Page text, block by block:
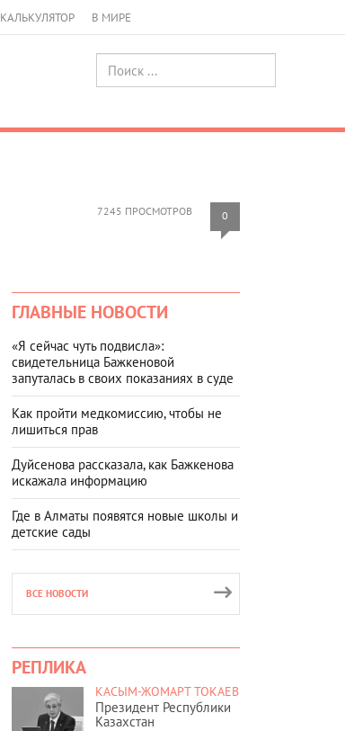
КАЛЬКУЛЯТОР В МИРЕ
7245 ПРОСМОТРОВ 0
ГЛАВНЫЕ НОВОСТИ
«Я сейчас чуть подвисла»:
свидетельница Бажкеновой
запуталась в своих показаниях в суде
Как пройти медкомиссию, чтобы не
лишиться прав
Дуйсенова рассказала, как Бажкенова
искажала информацию
Где в Алматы появятся новые школы и
детские сады
ВСЕ НОВОСТИ
РЕПЛИКА
КАСЫМ-ЖОМАРТ ТОКАЕВ
Президент Республики
Казахстан